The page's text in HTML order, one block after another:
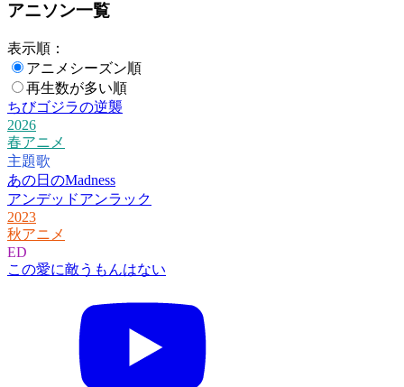
アニソン一覧
表示順：
アニメシーズン順
再生数が多い順
ちびゴジラの逆襲
2026
春アニメ
主題歌
あの日のMadness
アンデッドアンラック
2023
秋アニメ
ED
この愛に敵うもんはない